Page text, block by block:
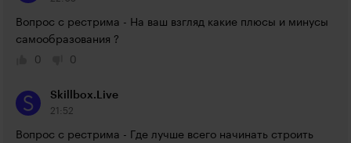
Вопрос с рестрима - На ваш взгляд какие плюсы и минусы
самообразования ?
0
0
Skillbox.Live
21:52
Вопрос с рестрима - Где лучше всего начинать строить